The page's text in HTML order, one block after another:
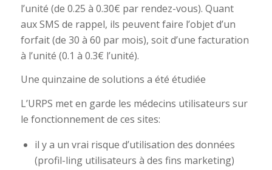
l’unité (de 0.25 à 0.30€ par rendez-vous). Quant
aux SMS de rappel, ils peuvent faire l’objet d’un
forfait (de 30 à 60 par mois), soit d’une facturation
à l’unité (0.1 à 0.3€ l’unité).
Une quinzaine de solutions a été étudiée
L’URPS met en garde les médecins utilisateurs sur
le fonctionnement de ces sites:
il y a un vrai risque d’utilisation des données
(profil-ling utilisateurs à des fins marketing)